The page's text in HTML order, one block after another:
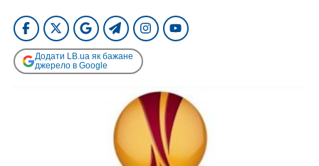
Додати LB.ua як бажане
джерело в Google